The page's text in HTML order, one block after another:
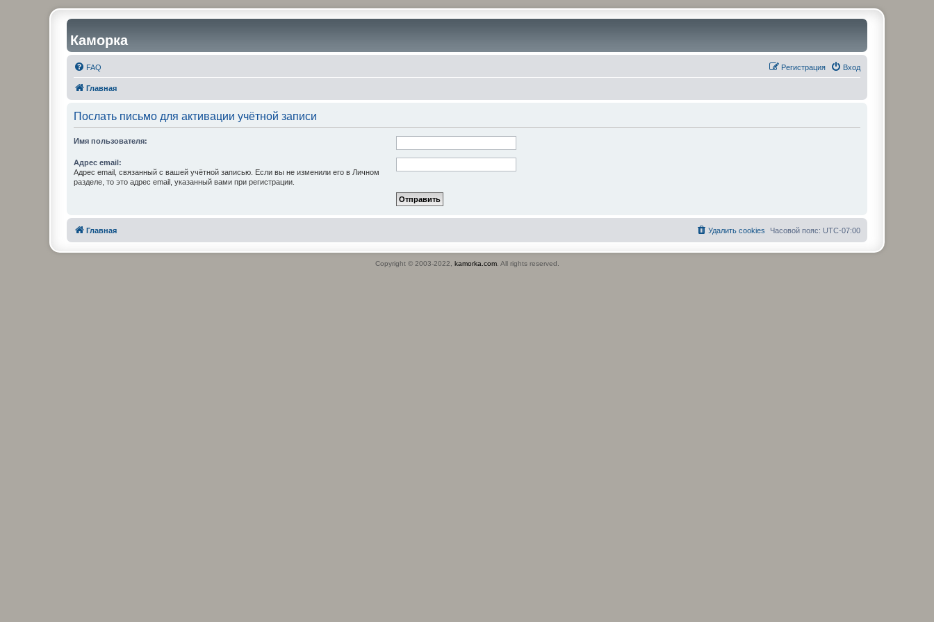
Каморка
FAQ Вход
Регистрация
Главная
Послать письмо для активации учётной записи
Имя пользователя:
Адрес email:
Адрес email, связанный с вашей учётной записью. Если вы не изменили его в Личном
разделе, то это адрес email, указанный вами при регистрации.
Главная Часовой пояс: UTC-07:00
Удалить cookies
Copyright © 2003-2022, kamorka.com. All rights reserved.